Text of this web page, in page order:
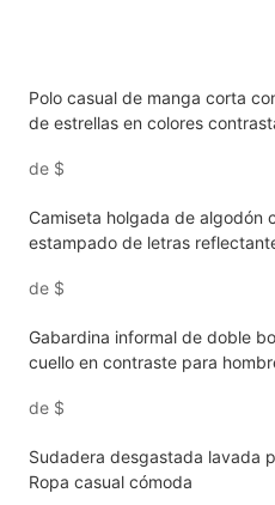
Polo casual de manga corta
de estrellas en colores
de $
Camiseta holgada de algodón
estampado de letras
de $
Gabardina informal de doble
cuello en contraste para
de $
Sudadera desgastada lavada
Ropa casual cómoda